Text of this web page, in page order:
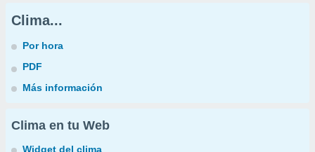
Clima...
Por hora
PDF
Más información
Clima en tu Web
Widget del clima